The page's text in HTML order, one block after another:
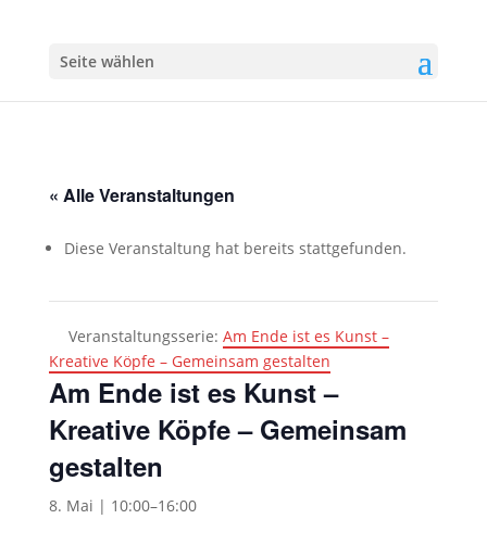
Seite wählen
« Alle Veranstaltungen
Diese Veranstaltung hat bereits stattgefunden.
Veranstaltungsserie: Am Ende ist es Kunst –
Kreative Köpfe – Gemeinsam gestalten
Am Ende ist es Kunst –
Kreative Köpfe – Gemeinsam
gestalten
8. Mai | 10:00–16:00